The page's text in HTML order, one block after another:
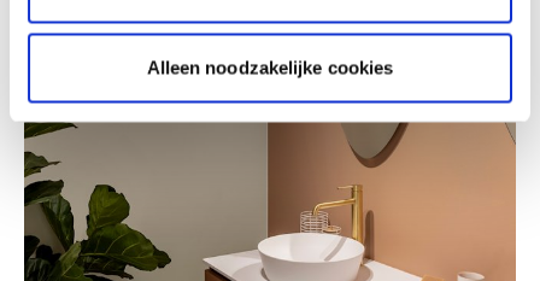
Alleen noodzakelijke cookies